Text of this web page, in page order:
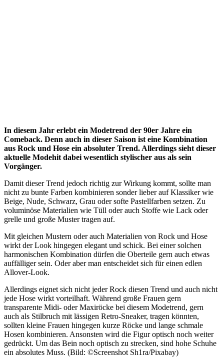
In diesem Jahr erlebt ein Modetrend der 90er Jahre ein
Comeback. Denn auch in dieser Saison ist eine Kombination
aus Rock und Hose ein absoluter Trend. Allerdings sieht dieser
aktuelle Modehit dabei wesentlich stylischer aus als sein
Vorgänger.
Damit dieser Trend jedoch richtig zur Wirkung kommt, sollte man
nicht zu bunte Farben kombinieren sonder lieber auf Klassiker wie
Beige, Nude, Schwarz, Grau oder softe Pastellfarben setzen. Zu
voluminöse Materialien wie Tüll oder auch Stoffe wie Lack oder
grelle und große Muster tragen auf.
Mit gleichen Mustern oder auch Materialien von Rock und Hose
wirkt der Look hingegen elegant und schick. Bei einer solchen
harmonischen Kombination dürfen die Oberteile gern auch etwas
auffälliger sein. Oder aber man entscheidet sich für einen edlen
Allover-Look.
Allerdings eignet sich nicht jeder Rock diesen Trend und auch nicht
jede Hose wirkt vorteilhaft. Während große Frauen gern
transparente Midi- oder Maxiröcke bei diesem Modetrend, gern
auch als Stilbruch mit lässigen Retro-Sneaker, tragen könnten,
sollten kleine Frauen hingegen kurze Röcke und lange schmale
Hosen kombinieren. Ansonsten wird die Figur optisch noch weiter
gedrückt. Um das Bein noch optisch zu strecken, sind hohe Schuhe
ein absolutes Muss. (Bild: ©Screenshot Sh1ra/Pixabay)